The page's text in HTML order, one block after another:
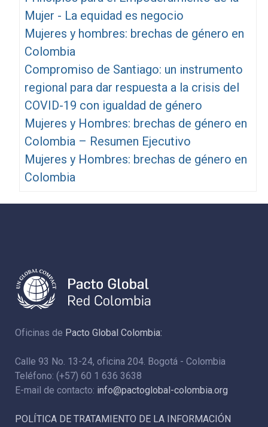
Mujer - La equidad es negocio
Mujeres y hombres: brechas de género en
Colombia
Compromiso de Santiago: un instrumento
regional para dar respuesta a la crisis del
COVID-19 con igualdad de género
Mujeres y Hombres: brechas de género en
Colombia – Resumen Ejecutivo
Mujeres y Hombres: brechas de género en
Colombia
Oficinas de Pacto Global Colombia:
Calle 93 No. 13-24, oficina 204. Bogotá - Colombia
Teléfono: (+57) 60 1 636 3638
E-mail de contacto: info@pactoglobal-colombia.org
POLÍTICA DE TRATAMIENTO DE LA INFORMACIÓN